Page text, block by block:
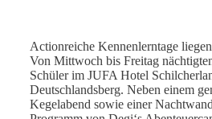
Actionreiche Kennenlerntage
Von Mittwoch bis Freitag
Schüler im JUFA Hotel
Deutschlandsberg. Neben einem
Kegelabend sowie einer